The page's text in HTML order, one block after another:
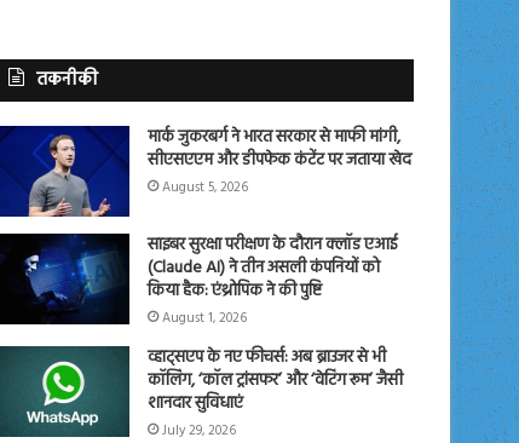
तकनीकी
मार्क जुकरबर्ग ने भारत सरकार से माफी मांगी,
सीएसएएम और डीपफेक कंटेंट पर जताया खेद
August 5, 2026
साइबर सुरक्षा परीक्षण के दौरान क्लॉड एआई
(Claude AI) ने तीन असली कंपनियों को
किया हैक: एंथ्रोपिक ने की पुष्टि
August 1, 2026
व्हाट्सएप के नए फीचर्स: अब ब्राउजर से भी
कॉलिंग, ‘कॉल ट्रांसफर’ और ‘वेटिंग रूम’ जैसी
शानदार सुविधाएं
July 29, 2026